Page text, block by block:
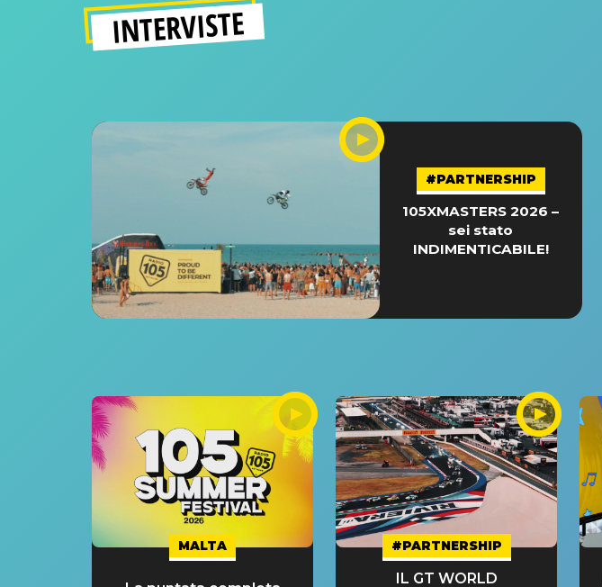
INTERVISTE
#PARTNERSHIP
105XMASTERS 2026 –
sei stato
INDIMENTICABILE!
MALTA #PARTNERSHIP
IL GT WORLD